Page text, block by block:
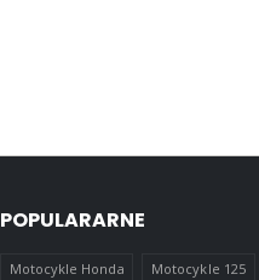
POPULARARNE
Motocykle Honda Motocykle 125